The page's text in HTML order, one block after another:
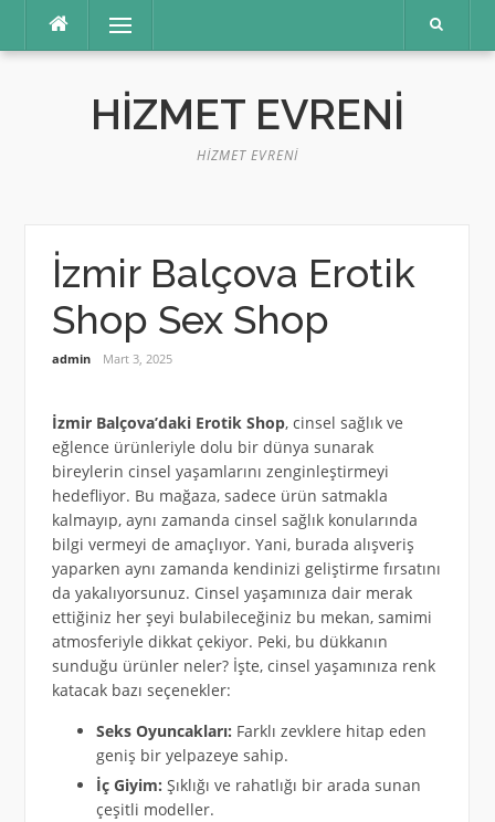
Menü
HIZMET EVRENI
HIZMET EVRENI
İzmir Balçova Erotik
Shop Sex Shop
admin Mart 3, 2025
İzmir Balçova’daki Erotik Shop, cinsel sağlık ve
eğlence ürünleriyle dolu bir dünya sunarak
bireylerin cinsel yaşamlarını zenginleştirmeyi
hedefliyor. Bu mağaza, sadece ürün satmakla
kalmayıp, aynı zamanda cinsel sağlık konularında
bilgi vermeyi de amaçlıyor. Yani, burada alışveriş
yaparken aynı zamanda kendinizi geliştirme fırsatını
da yakalıyorsunuz. Cinsel yaşamınıza dair merak
ettiğiniz her şeyi bulabileceğiniz bu mekan, samimi
atmosferiyle dikkat çekiyor. Peki, bu dükkanın
sunduğu ürünler neler? İşte, cinsel yaşamınıza renk
katacak bazı seçenekler:
Seks Oyuncakları: Farklı zevklere hitap eden
geniş bir yelpazeye sahip.
İç Giyim: Şıklığı ve rahatlığı bir arada sunan
çeşitli modeller.